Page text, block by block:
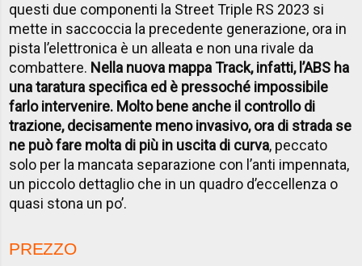
questi due componenti la Street Triple RS 2023 si
mette in saccoccia la precedente generazione, ora in
pista l’elettronica è un alleata e non una rivale da
combattere. Nella nuova mappa Track, infatti, l’ABS ha
una taratura specifica ed è pressoché impossibile
farlo intervenire. Molto bene anche il controllo di
trazione, decisamente meno invasivo, ora di strada se
ne può fare molta di più in uscita di curva, peccato
solo per la mancata separazione con l’anti impennata,
un piccolo dettaglio che in un quadro d’eccellenza o
quasi stona un po’.
PREZZO